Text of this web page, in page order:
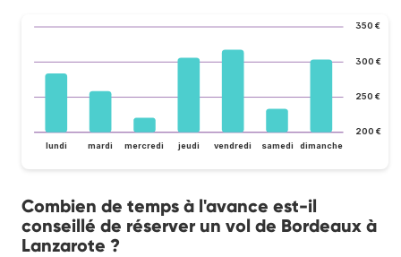
200 €
250 €
300 €
350 €
lundi mardi mercredi jeudi vendredi samedi dimanche
Combien de temps à l'avance est-il
conseillé de réserver un vol de Bordeaux à
Lanzarote ?